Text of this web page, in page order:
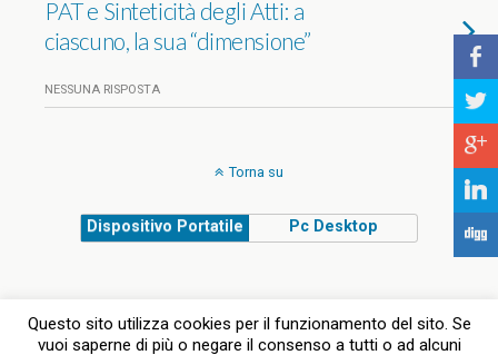
PAT e Sinteticità degli Atti: a
ciascuno, la sua “dimensione”
NESSUNA RISPOSTA
Torna su
Dispositivo Portatile Pc Desktop
Questo sito utilizza cookies per il funzionamento del sito. Se
vuoi saperne di più o negare il consenso a tutti o ad alcuni
b
a
c
j
F